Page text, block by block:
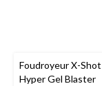
Foudroyeur X-Shot
Hyper Gel Blaster